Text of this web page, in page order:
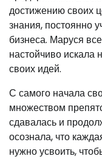
достижению своих
знания, постоянно
бизнеса. Маруся
настойчиво искала
своих идей.
С самого начала
множеством
сдавалась и
осознала, что
нужно усвоить,